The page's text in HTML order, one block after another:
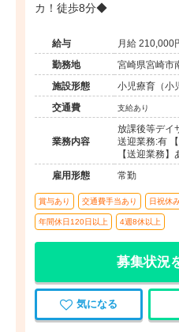
カ！徒歩8分◆
給与
勤務地
宮崎県宮崎市
oomiya1F
施設形態
小児療育（小
交通費
支給あり
業務内容
放課後等デイ
送迎業務:有
【送迎業務】
雇用形態
常勤
賞与あり 交通費手当あり 日祝休
年間休日120日以上 4週8休以上
募集状況
気になる